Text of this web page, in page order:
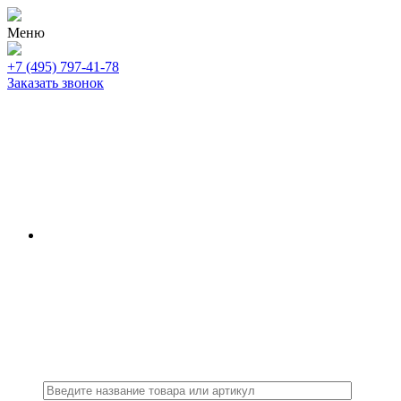
Меню
+7 (495) 797-41-78
Заказать звонок